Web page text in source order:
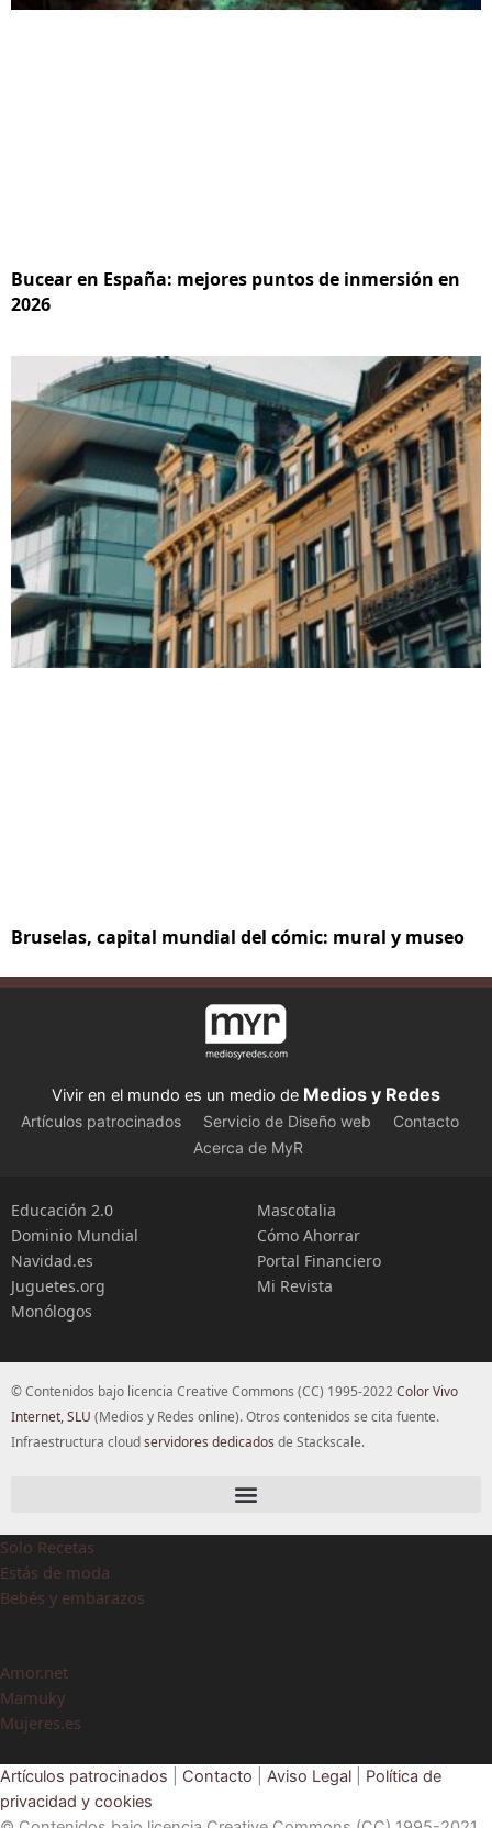
Bucear en España: mejores puntos de inmersión en
2026
Bruselas, capital mundial del cómic: mural y museo
Vivir en el mundo es un medio de Medios y Redes
Artículos patrocinados Servicio de Diseño web
Contacto
Acerca de MyR
Educación 2.0
Dominio Mundial
Navidad.es
Juguetes.org
Monólogos
Mascotalia
Cómo Ahorrar
Portal Financiero
Mi Revista
© Contenidos bajo licencia Creative Commons (CC) 1995-2022Color Vivo
Internet, SLU (Medios y Redes online). Otros contenidos se cita fuente.
Infraestructura cloudservidores dedicados de Stackscale.
Solo Recetas
Estás de moda
Bebés y embarazos
Amor.net
Mamuky
Mujeres.es
Artículos patrocinados Contacto Aviso Legal
Política de
privacidad y cookies